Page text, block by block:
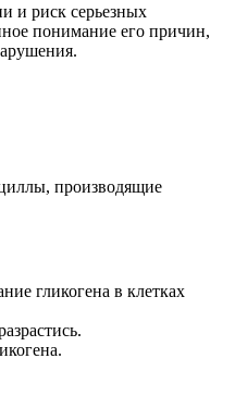
и риск серьезных
понимание его причин,
производящие
гликогена в клетках